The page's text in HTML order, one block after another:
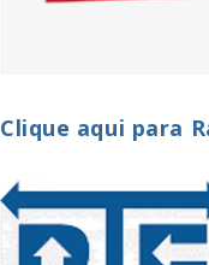
Clique aqui para